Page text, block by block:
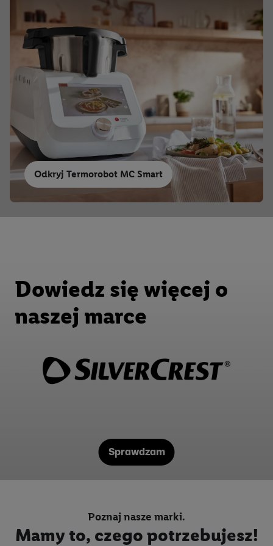
Odkryj Termorobot MC Smart
Sprawdzam
Dowiedz się więcej o
naszej marce
Poznaj nasze marki.
Mamy to, czego potrzebujesz!